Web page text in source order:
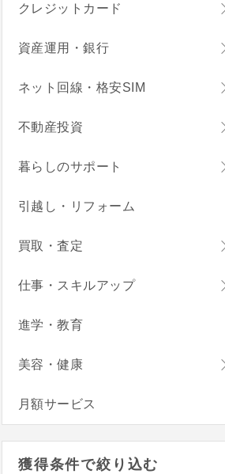
クレジットカード
資産運用・銀行
ネット回線・格安SIM
不動産投資
暮らしのサポート
引越し・リフォーム
買取・査定
仕事・スキルアップ
進学・教育
美容・健康
月額サービス
獲得条件で絞り込む